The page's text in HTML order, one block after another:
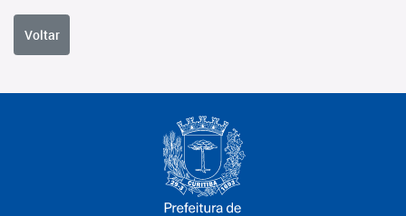
Voltar